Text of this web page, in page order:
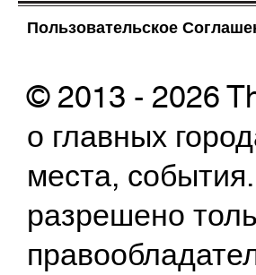
Пользовательское
© 2013 - 2026
о главных
места,
разрешено